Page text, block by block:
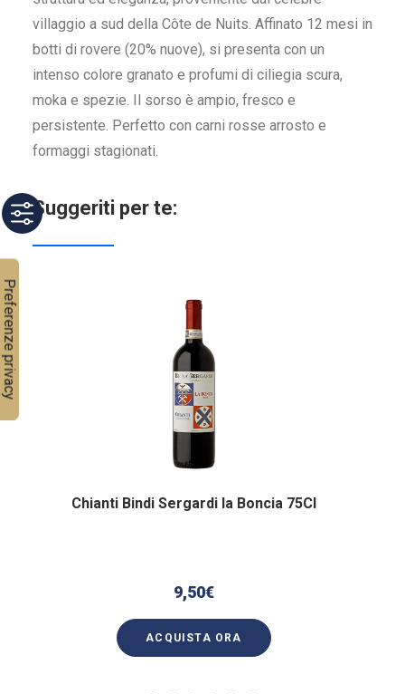
villaggio a sud della Côte de Nuits. Affinato 12 mesi in
botti di rovere (20% nuove), si presenta con un
intenso colore granato e profumi di ciliegia scura,
moka e spezie. Il sorso è ampio, fresco e
persistente. Perfetto con carni rosse arrosto e
formaggi stagionati.
Suggeriti per te:
Chianti Bindi Sergardi la Boncia 75Cl
9,50€
ACQUISTA ORA